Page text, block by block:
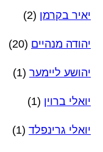
יאיר בקרמן (2)
יהודה מנהיים (20)
יהושע ליימער (1)
יואלי ברוין (1)
יואלי גרינפלד (1)